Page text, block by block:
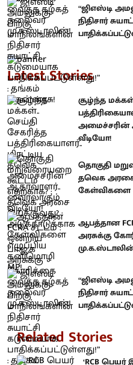
“ஜிஎஸ்டி
நிதிசார்
Latest Stories
சூழ்ந்த
அமைச்சரின்
வீடியோ!
தொகுதி
தவெக அரசை
கேள்விகளை
ஆபத்தான
அரசுக்கு
“ஜிஎஸ்டி
நிதிசார்
Related Stories
‘RCB